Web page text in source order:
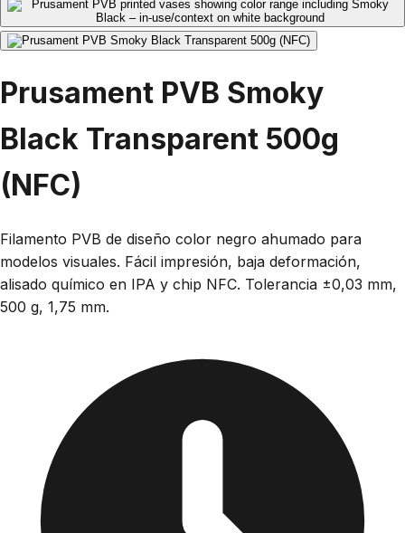
Prusament PVB Smoky
Black Transparent 500g
(NFC)
Filamento PVB de diseño color negro ahumado para
modelos visuales. Fácil impresión, baja deformación,
alisado químico en IPA y chip NFC. Tolerancia ±0,03 mm,
500 g, 1,75 mm.